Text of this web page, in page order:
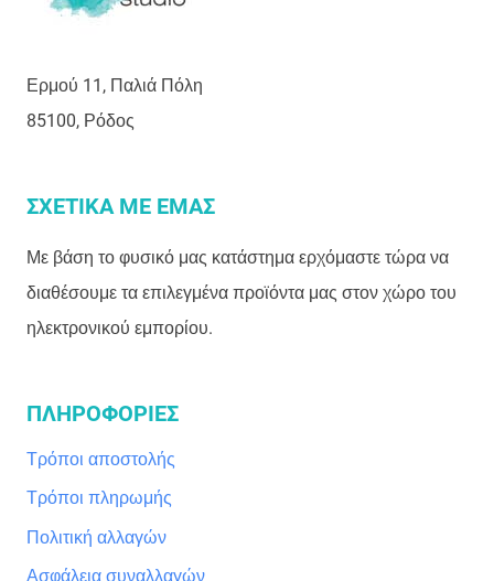
Ερμού 11, Παλιά Πόλη
85100, Ρόδος
ΣΧΕΤΙΚΑ ΜΕ ΕΜΑΣ
Με βάση το φυσικό μας κατάστημα ερχόμαστε τώρα να
διαθέσουμε τα επιλεγμένα προϊόντα μας στον χώρο του
ηλεκτρονικού εμπορίου.
ΠΛΗΡΟΦΟΡΙΕΣ
Τρόποι αποστολής
Τρόποι πληρωμής
Πολιτική αλλαγών
Ασφάλεια συναλλαγών